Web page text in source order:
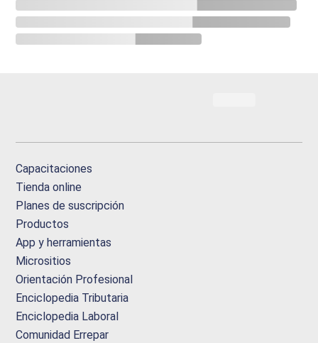
Capacitaciones
Tienda online
Planes de suscripción
Productos
App y herramientas
Micrositios
Orientación Profesional
Enciclopedia Tributaria
Enciclopedia Laboral
Comunidad Errepar